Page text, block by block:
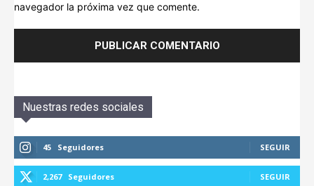
navegador la próxima vez que comente.
Nuestras redes sociales
45 Seguidores SEGUIR
2,267 Seguidores SEGUIR